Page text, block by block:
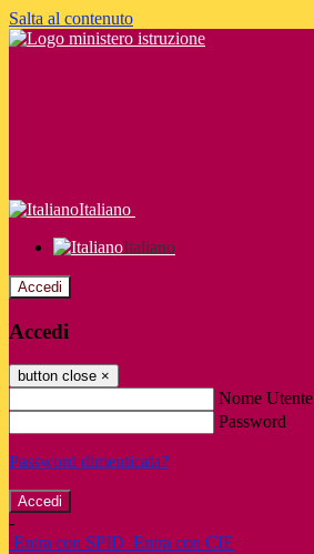
Salta al contenuto
Italiano
Italiano
Accedi
Accedi
button close ×
Nome Utente
Password
Password dimenticata?
-
Entra con SPID Entra con CIE